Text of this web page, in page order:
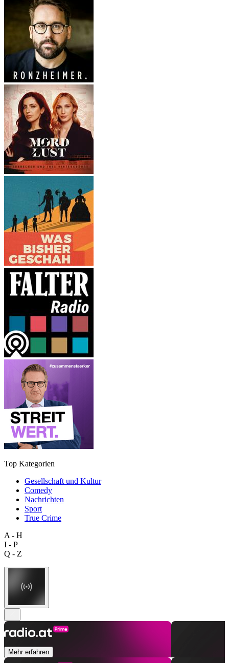
Top Kategorien
Gesellschaft und Kultur
Comedy
Nachrichten
Sport
True Crime
A - H
I - P
Q - Z
Mehr erfahren